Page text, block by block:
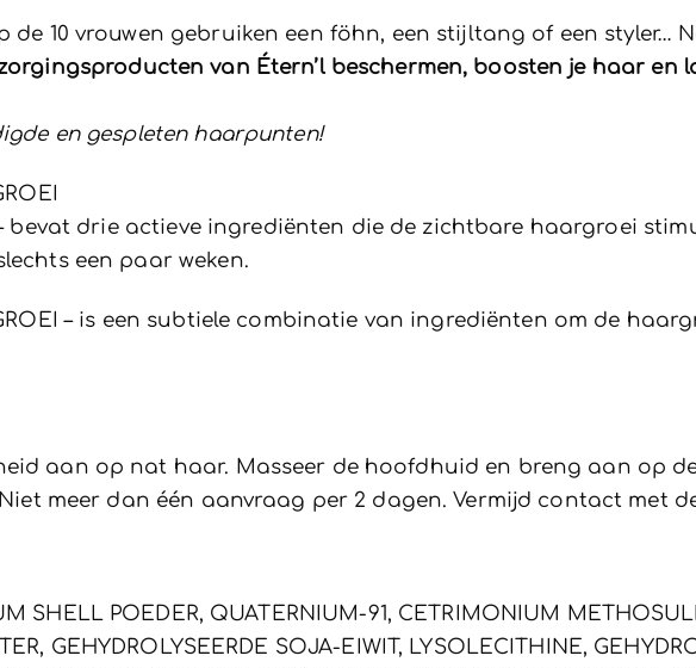
de 10 vrouwen gebruiken een föhn, een stijltang of een styler…
van Étern’l beschermen, boosten je haar en
en gespleten haarpunten!
bevat drie actieve ingrediënten die de zichtbare haargroei
een paar weken.
– is een subtiele combinatie van ingrediënten om de
aan op nat haar. Masseer de hoofdhuid en breng aan op
meer dan één aanvraag per 2 dagen. Vermijd contact met
SHELL POEDER, QUATERNIUM-91, CETRIMONIUM
GEHYDROLYSEERDE SOJA-EIWIT, LYSOLECITHINE,